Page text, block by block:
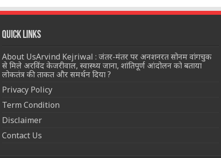
Quick Links
About UsArvind Kejriwal : जंतर-मंतर पर अनशनरत सोनम वांगचुक
से मिले अरविंद केजरीवाल, स्वास्थ्य जाना, शांतिपूर्ण आंदोलन को बताया
लोकतंत्र की ताकत और समर्थन दिया ?
Privacy Policy
Term Condition
Disclaimer
Contact Us